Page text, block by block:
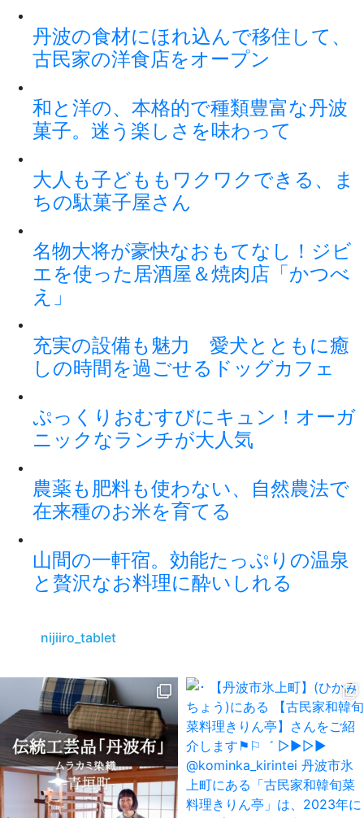
丹波の食材にほれ込んで移住して、
古民家の洋食店をオープン
和と洋の、本格的で種類豊富な丹波
菓子。迷う楽しさを味わって
大人も子どももワクワクできる、ま
ちの駄菓子屋さん
名物大将が豪快なおもてなし！ジビ
エを使った居酒屋＆焼肉店「かつべ
え」
充実の設備も魅力 愛犬とともに癒
しの時間を過ごせるドッグカフェ
ぷっくりおむすびにキュン！オーガ
ニックなランチが大人気
農薬も肥料も使わない、自然農法で
在来種のお米を育てる
山間の一軒宿。効能たっぷりの温泉
と贅沢なお料理に酔いしれる
nijiiro_tablet